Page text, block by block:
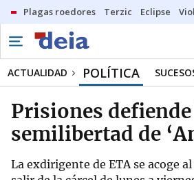
Plagas roedores Terzic Eclipse
ACTUALIDAD POLÍTICA
Prisiones
semilibertad de
La exdirigente de ETA se acoge